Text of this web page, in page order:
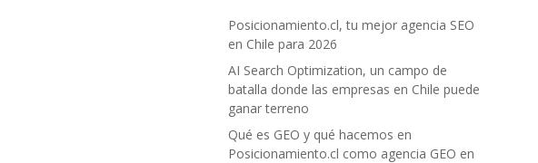
Posicionamiento.cl, tu mejor agencia SEO
en Chile para 2026
AI Search Optimization, un campo de
batalla donde las empresas en Chile puede
ganar terreno
Qué es GEO y qué hacemos en
Posicionamiento.cl como agencia GEO en